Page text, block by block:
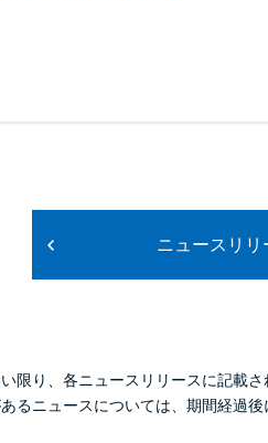
ニュースリリ
限り、各ニュースリリースに記載さ
るニュースについては、期間経過後